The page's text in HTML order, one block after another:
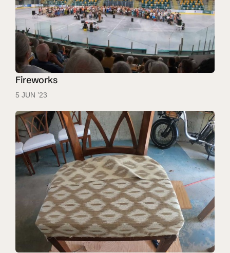
Fireworks
5 JUN ’23